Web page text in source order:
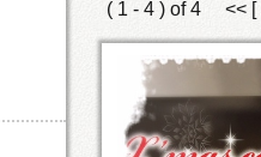
( 1 - 4 ) of 4 << [